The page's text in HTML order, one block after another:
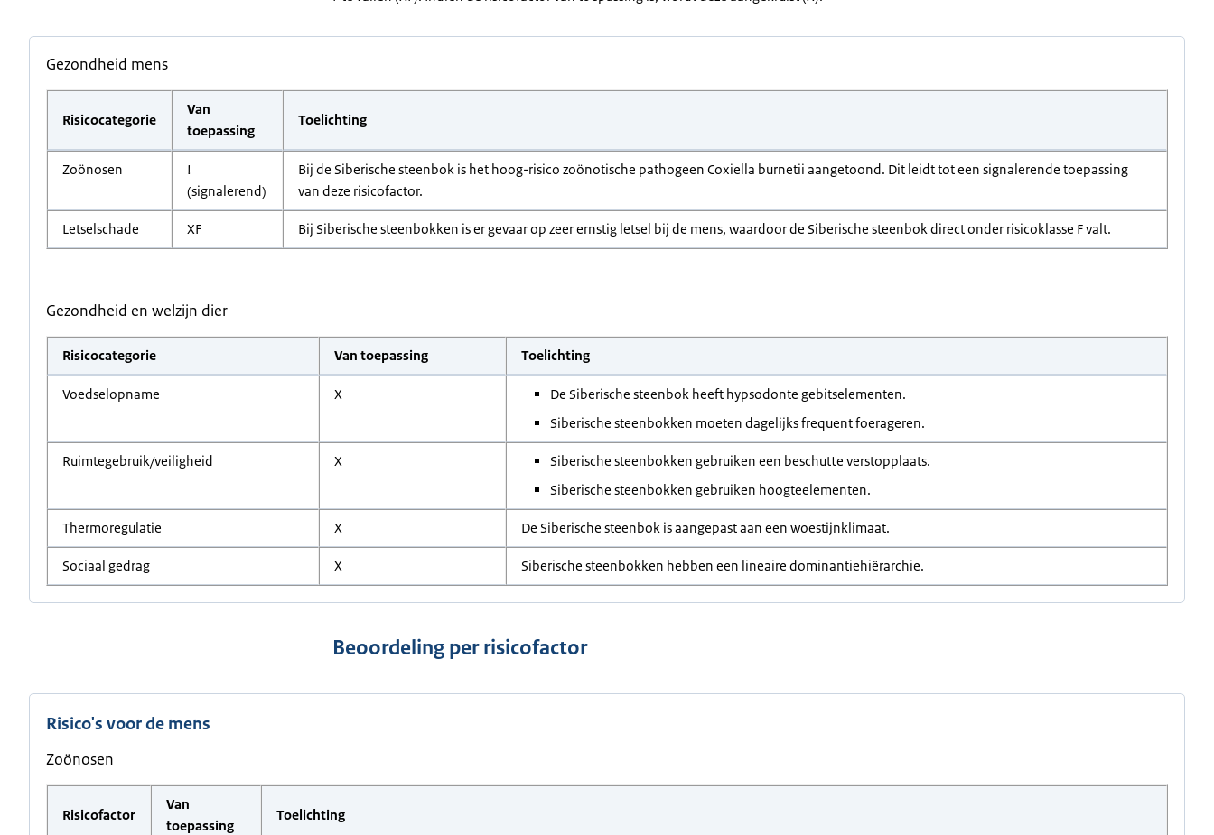
Gezondheid mens
Risicocategorie
Van
toepassing
Toelichting
Zoönosen
!
(signalerend)
Bij de Siberische steenbok is het hoog-risico zoönotische pathogeen Coxiella burnetii aangetoond. Dit leidt tot een signalerende toepassing
van deze risicofactor.
Letselschade XF Bij Siberische steenbokken is er gevaar op zeer ernstig letsel bij de mens, waardoor de Siberische steenbok direct onder risicoklasse F valt.
Gezondheid en welzijn dier
Risicocategorie Van toepassing Toelichting
Voedselopname X
De Siberische steenbok heeft hypsodonte gebitselementen.
Siberische steenbokken moeten dagelijks frequent foerageren.
Ruimtegebruik/veiligheid X
Siberische steenbokken gebruiken een beschutte verstopplaats.
Siberische steenbokken gebruiken hoogteelementen.
Thermoregulatie X De Siberische steenbok is aangepast aan een woestijnklimaat.
Sociaal gedrag X Siberische steenbokken hebben een lineaire dominantiehiërarchie.
Beoordeling per risicofactor
Risico's voor de mens
Zoönosen
Risicofactor
Van
toepassing
Toelichting